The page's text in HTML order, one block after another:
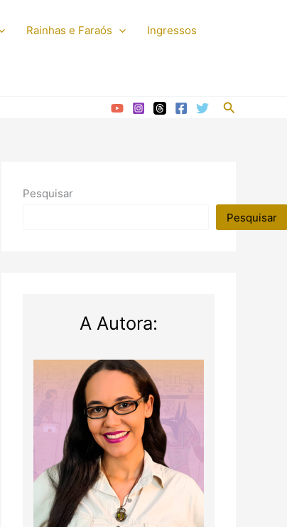
Rainhas e Faraós Ingressos
Pesquisar
Pesquisar
Pesquisar
A Autora: